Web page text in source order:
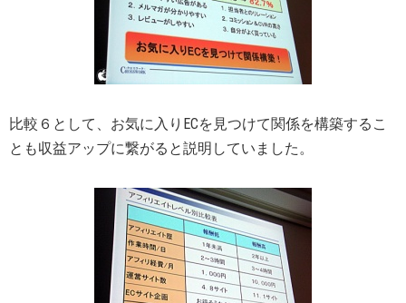
比較６として、お気に入りECを見つけて関係を構築するこ
とも収益アップに繋がると説明していました。